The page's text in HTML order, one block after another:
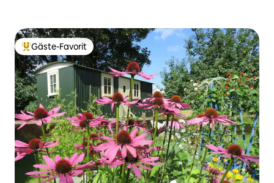
Beliebter Gäste-Favorit.
Gäste-Favorit